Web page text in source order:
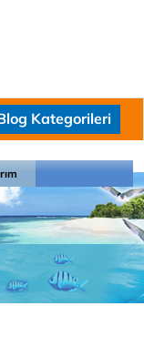
Kategorileri